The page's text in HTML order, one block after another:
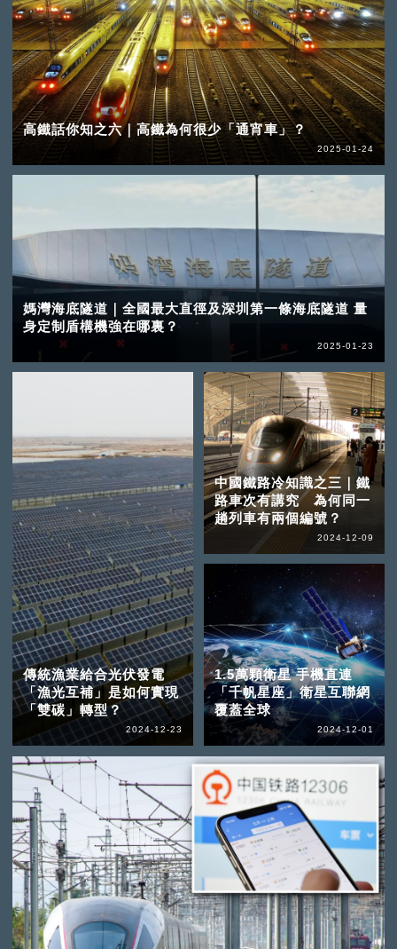
高鐵話你知之六｜高鐵為何很少「通宵車」？
2025-01-24
媽灣海底隧道｜全國最大直徑及深圳第一條海底隧道 量
身定制盾構機強在哪裏？
2025-01-23
傳統漁業給合光伏發電
「漁光互補」是如何實現
「雙碳」轉型？
2024-12-23
中國鐵路冷知識之三｜鐵
路車次有講究 為何同一
趟列車有兩個編號？
2024-12-09
1.5萬顆衛星 手機直連
「千帆星座」衛星互聯網
覆蓋全球
2024-12-01